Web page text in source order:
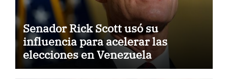
Senador Rick Scott usó su
influencia para acelerar las
elecciones en Venezuela